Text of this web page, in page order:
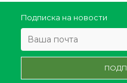
Подписка на новости